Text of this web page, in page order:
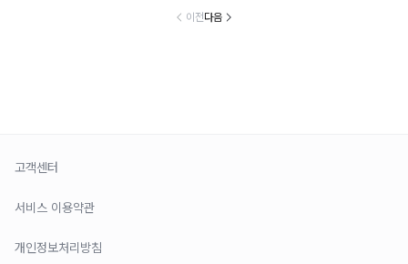
이전다음
고객센터
서비스 이용약관
개인정보처리방침